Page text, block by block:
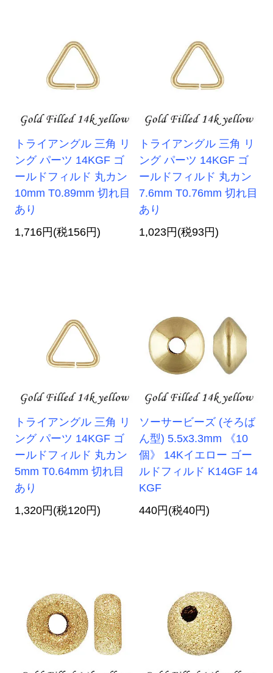
トライアングル 三角 リ
ング パーツ 14KGF ゴ
ールドフィルド 丸カン
10mm T0.89mm 切れ目
あり
1,716円(税156円)
トライアングル 三角 リ
ング パーツ 14KGF ゴ
ールドフィルド 丸カン
7.6mm T0.76mm 切れ目
あり
1,023円(税93円)
トライアングル 三角 リ
ング パーツ 14KGF ゴ
ールドフィルド 丸カン
5mm T0.64mm 切れ目
あり
1,320円(税120円)
ソーサービーズ (そろば
ん型) 5.5x3.3mm 《10
個》 14Kイエロー ゴー
ルドフィルド K14GF 14
KGF
440円(税40円)